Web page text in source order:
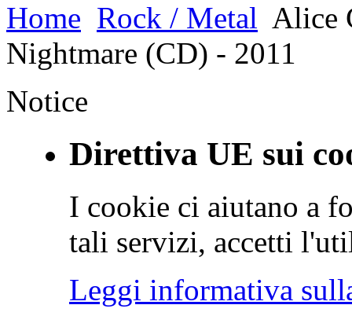
Home Rock / Metal Alice
Nightmare (CD) - 2011
Notice
Direttiva UE sui
I cookie ci aiutano a
tali servizi, accetti
Leggi informativa